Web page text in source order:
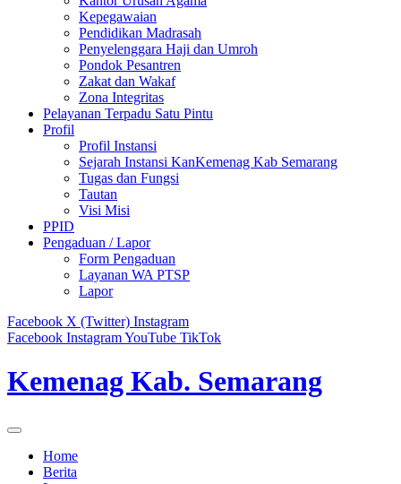
Kepegawaian
Pendidikan Madrasah
Penyelenggara Haji dan Umroh
Pondok Pesantren
Zakat dan Wakaf
Zona Integritas
Pelayanan Terpadu Satu Pintu
Profil
Profil Instansi
Sejarah Instansi KanKemenag Kab Semarang
Tugas dan Fungsi
Tautan
Visi Misi
PPID
Pengaduan / Lapor
Form Pengaduan
Layanan WA PTSP
Lapor
Facebook X (Twitter) Instagram
Facebook InstagramYouTube TikTok
Kemenag Kab. Semarang
Home
Berita